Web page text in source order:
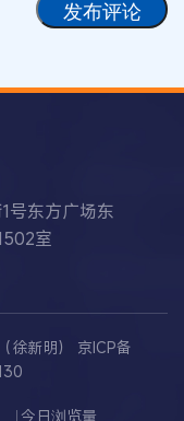
发布评论
号东方广场东
室
新明） 京ICP备
今日浏览量